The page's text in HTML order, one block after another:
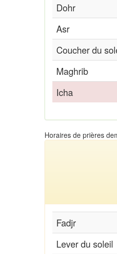
Dohr
Asr
Coucher du
Maghrib
Icha
Horaires de prières
Fadjr
Lever du soleil